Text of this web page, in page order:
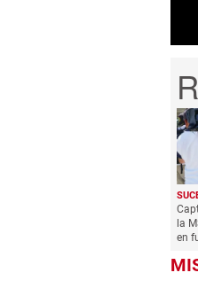
la
en